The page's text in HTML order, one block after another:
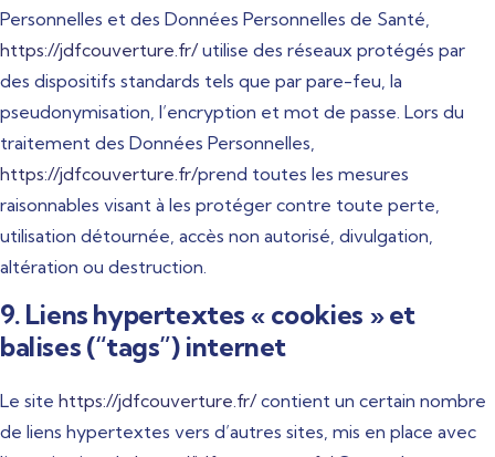
Personnelles et des Données Personnelles de Santé,
https://jdfcouverture.fr/utilise des réseaux protégés par
des dispositifs standards tels que par pare-feu, la
pseudonymisation, l’encryption et mot de passe. Lors du
traitement des Données Personnelles,
https://jdfcouverture.fr/prend toutes les mesures
raisonnables visant à les protéger contre toute perte,
utilisation détournée, accès non autorisé, divulgation,
altération ou destruction.
9. Liens hypertextes « cookies » et
balises (“tags”) internet
Le site https://jdfcouverture.fr/contient un certain nombre
de liens hypertextes vers d’autres sites, mis en place avec